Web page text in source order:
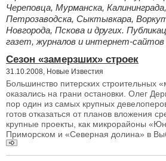
Череповца, Мурманска,
Петрозаводска, Сыктывкара,
Новгорода, Пскова и других.
газет, журналов и интернет-
Сезон «замерзших» строек
31.10.2008, Новые Известия
Большинство питерских строительных
оказались на грани остановки. Олег
пор один из самых крупных
готов отказаться от планов вложения
крупные проекты, как микрорайоны
Приморском и «Северная долина» в